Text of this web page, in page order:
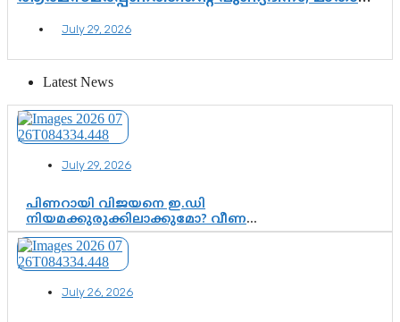
ഗുരുപൂർണിമ ആഘോഷം
July 29, 2026
Latest News
July 29, 2026
പിണറായി വിജയനെ ഇ.ഡി
നിയമക്കുരുക്കിലാക്കുമോ? വീണ
വിജയൻ മാപ്പുസാക്ഷിയാകുമോ?
കർത്തയുടെ മൊഴി നിർണായക
വഴിത്തിരിവാകുമോ?
July 26, 2026